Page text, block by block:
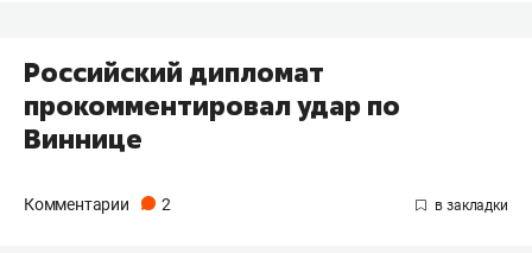
Российский дипломат
прокомментировал удар по
Виннице
Комментарии 2